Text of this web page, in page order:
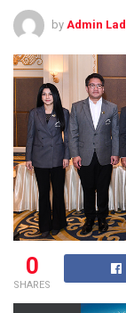
by Admin
0
SHARES